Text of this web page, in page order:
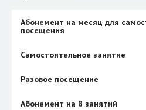
Абонемент на месяц для
посещения
Самостоятельное занятие
Разовое посещение
Абонемент на 8 занятий